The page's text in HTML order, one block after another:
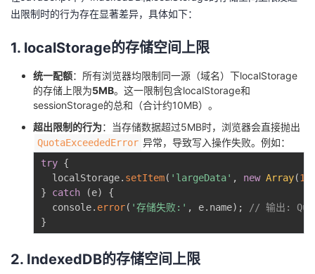
主
的
发
我
出限制时的行为存在显著差异，具体如下：
1. localStorage的存储空间上限
统一配额：所有浏览器均限制同一源（域名）下localStorage
的存储上限为5MB。这一限制包含localStorage和
sessionStorage的总和（合计约10MB）。
超出限制的行为：当存储数据超过5MB时，浏览器会直接抛出
QuotaExceededError 异常，导致写入操作失败。例如：
try {
  localStorage
. setItem( 'largeData' , new Array(10
}
catch (e)
{
  console
. error( '存储失败:' , e. name) ;
// 输出:
}
2. IndexedDB的存储空间上限